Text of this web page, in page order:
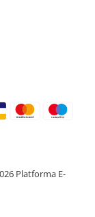
Platforma E-